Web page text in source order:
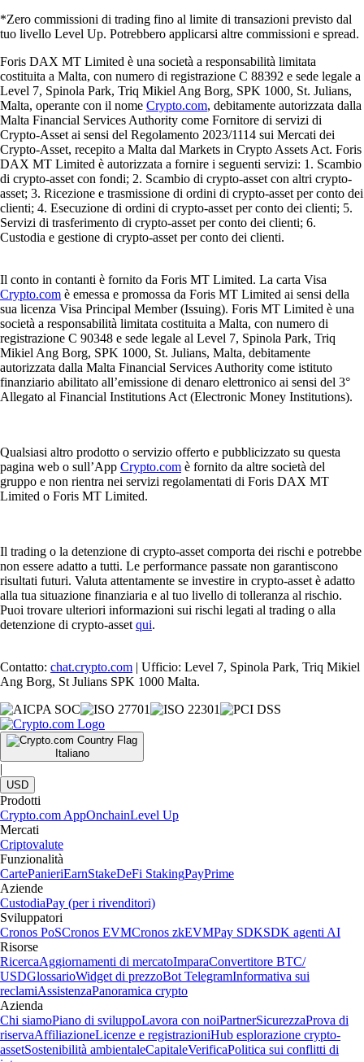
*Zero commissioni di trading fino al limite di transazioni previsto dal
tuo livello Level Up. Potrebbero applicarsi altre commissioni e spread.
Foris DAX MT Limited è una società a responsabilità limitata
costituita a Malta, con numero di registrazione C 88392 e sede legale a
Level 7, Spinola Park, Triq Mikiel Ang Borg, SPK 1000, St. Julians,
Malta, operante con il nome Crypto.com, debitamente autorizzata dalla
Malta Financial Services Authority come Fornitore di servizi di
Crypto-Asset ai sensi del Regolamento 2023/1114 sui Mercati dei
Crypto-Asset, recepito a Malta dal Markets in Crypto Assets Act. Foris
DAX MT Limited è autorizzata a fornire i seguenti servizi: 1. Scambio
di crypto-asset con fondi; 2. Scambio di crypto-asset con altri crypto-
asset; 3. Ricezione e trasmissione di ordini di crypto-asset per conto dei
clienti; 4. Esecuzione di ordini di crypto-asset per conto dei clienti; 5.
Servizi di trasferimento di crypto-asset per conto dei clienti; 6.
Custodia e gestione di crypto-asset per conto dei clienti.
Il conto in contanti è fornito da Foris MT Limited. La carta Visa
Crypto.com è emessa e promossa da Foris MT Limited ai sensi della
sua licenza Visa Principal Member (Issuing). Foris MT Limited è una
società a responsabilità limitata costituita a Malta, con numero di
registrazione C 90348 e sede legale al Level 7, Spinola Park, Triq
Mikiel Ang Borg, SPK 1000, St. Julians, Malta, debitamente
autorizzata dalla Malta Financial Services Authority come istituto
finanziario abilitato all’emissione di denaro elettronico ai sensi del 3°
Allegato al Financial Institutions Act (Electronic Money Institutions).
Qualsiasi altro prodotto o servizio offerto e pubblicizzato su questa
pagina web o sull’App Crypto.com è fornito da altre società del
gruppo e non rientra nei servizi regolamentati di Foris DAX MT
Limited o Foris MT Limited.
Il trading o la detenzione di crypto-asset comporta dei rischi e potrebbe
non essere adatto a tutti. Le performance passate non garantiscono
risultati futuri. Valuta attentamente se investire in crypto-asset è adatto
alla tua situazione finanziaria e al tuo livello di tolleranza al rischio.
Puoi trovare ulteriori informazioni sui rischi legati al trading o alla
detenzione di crypto-asset qui.
Contatto: chat.crypto.com | Ufficio: Level 7, Spinola Park, Triq Mikiel
Ang Borg, St Julians SPK 1000 Malta.
Italiano
|
USD
Prodotti
Crypto.com AppOnchainLevel Up
Mercati
Criptovalute
Funzionalità
CartePanieriEarnStakeDeFi StakingPayPrime
Aziende
CustodiaPay (per i rivenditori)
Sviluppatori
Cronos PoSCronos EVMCronos zkEVMPay SDKSDK agenti AI
Risorse
RicercaAggiornamenti di mercatoImparaConvertitore BTC/
USDGlossarioWidget di prezzoBot TelegramInformativa sui
reclamiAssistenzaPanoramica crypto
Azienda
Chi siamoPiano di sviluppoLavora con noiPartnerSicurezzaProva di
riservaAffiliazioneLicenze e registrazioniHub esplorazione crypto-
assetSostenibilità ambientaleCapitaleVerificaPolitica sui conflitti di